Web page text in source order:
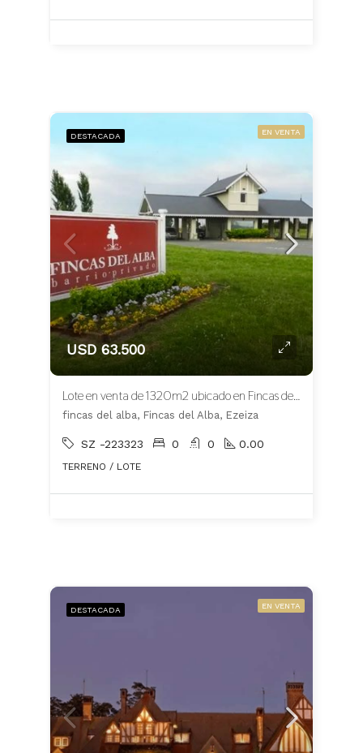
DESTACADA EN VENTA
USD 63.500
Lote en venta de 1320m2 ubicado en Fincas del Alba Apto Crédito
fincas del alba, Fincas del Alba, Ezeiza
SZ -223323 0 0 0.00
TERRENO / LOTE
DESTACADA EN VENTA